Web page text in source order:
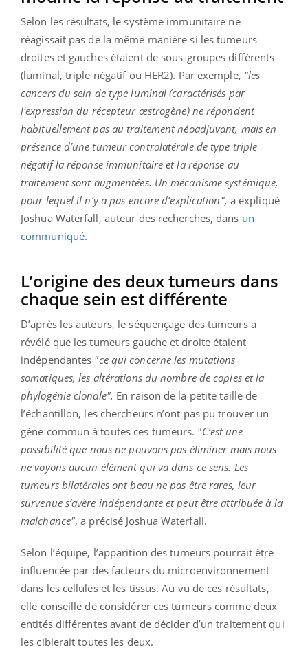
Selon les résultats, le système immunitaire ne
réagissait pas de la même manière si les tumeurs
droites et gauches étaient de sous-groupes différents
(luminal, triple négatif ou HER2). Par exemple, "les
cancers du sein de type luminal (caractérisés par
l'expression du récepteur œstrogène) ne répondent
habituellement pas au traitement néoadjuvant, mais en
présence d’une tumeur controlatérale de type triple
négatif la réponse immunitaire et la réponse au
traitement sont augmentées. Un mécanisme systémique,
pour lequel il n’y a pas encore d’explication", a expliqué
Joshua Waterfall, auteur des recherches, dans un
communiqué.
L’origine des deux tumeurs dans
chaque sein est différente
D’après les auteurs, le séquençage des tumeurs a
révélé que les tumeurs gauche et droite étaient
indépendantes "ce qui concerne les mutations
somatiques, les altérations du nombre de copies et la
phylogénie clonale". En raison de la petite taille de
l’échantillon, les chercheurs n’ont pas pu trouver un
gène commun à toutes ces tumeurs. "C’est une
possibilité que nous ne pouvons pas éliminer mais nous
ne voyons aucun élément qui va dans ce sens. Les
tumeurs bilatérales ont beau ne pas être rares, leur
survenue s’avère indépendante et peut être attribuée à la
malchance", a précisé Joshua Waterfall.
Selon l’équipe, l’apparition des tumeurs pourrait être
influencée par des facteurs du microenvironnement
dans les cellules et les tissus. Au vu de ces résultats,
elle conseille de considérer ces tumeurs comme deux
entités différentes avant de décider d’un traitement qui
les ciblerait toutes les deux.